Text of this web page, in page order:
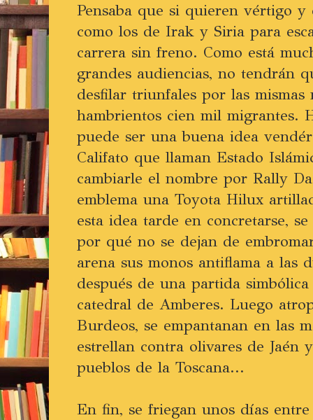
Pensaba que si quieren vértigo
como los de Irak y Siria para
carrera sin freno. Como está
grandes audiencias, no tendrán
desfilar triunfales por las mismas
hambrientos cien mil migrantes.
puede ser una buena idea
Califato que llaman Estado
cambiarle el nombre por Rally
emblema una Toyota Hilux
esta idea tarde en concretarse,
por qué no se dejan de
arena sus monos antiflama a las
después de una partida
catedral de Amberes. Luego
Burdeos, se empantanan en las
estrellan contra olivares de Jaén
pueblos de la Toscana...
En fin, se friegan unos días